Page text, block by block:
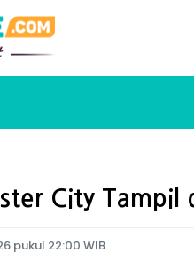
City Tampil
pukul 22:00 WIB